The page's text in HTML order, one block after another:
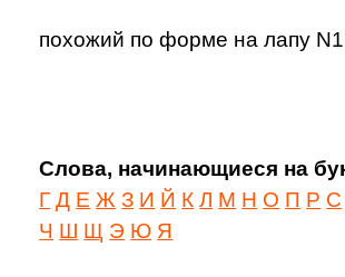
похожий по форме на лапу
Слова, начинающиеся на
Г Д Е Ж З И Й К Л М Н О П Р С
Ч Ш Щ Э Ю Я